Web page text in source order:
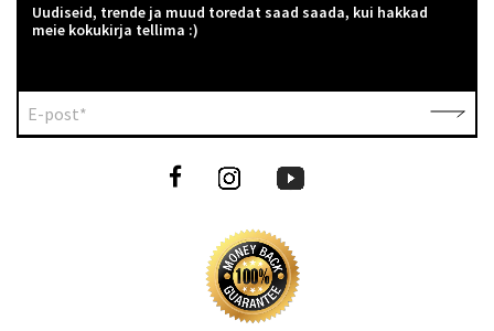
Uudiseid, trende ja muud toredat saad saada, kui hakkad
meie kokukirja tellima :)
E-post*